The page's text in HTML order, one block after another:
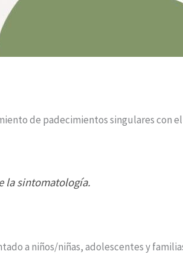
de padecimientos singulares con
la sintomatología.
a niños/niñas, adolescentes y